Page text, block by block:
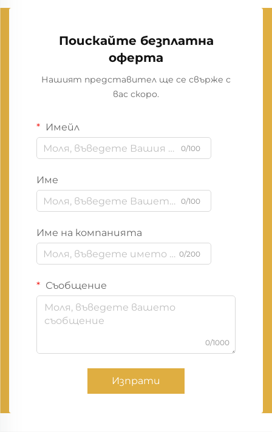
Поискайте безплатна
оферта
Нашият представител ще се свърже с
вас скоро.
Имейл
0/100
Име
0/100
Име на компанията
0/200
Съобщение
0/1000
Изпрати